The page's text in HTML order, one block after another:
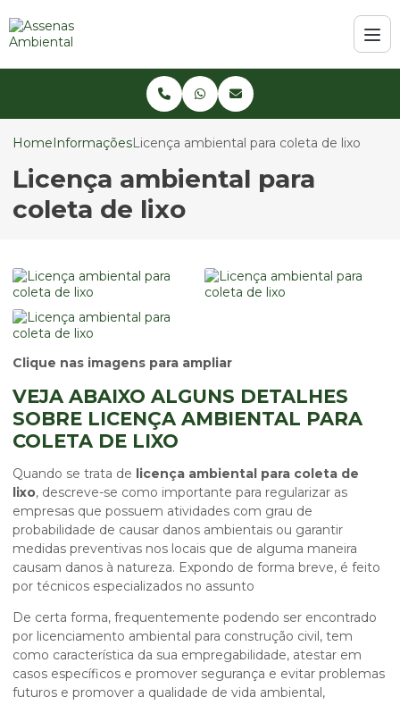
HomeInformaçõesLicença ambiental para coleta de lixo
Licença ambiental para
coleta de lixo
Clique nas imagens para ampliar
VEJA ABAIXO ALGUNS DETALHES
SOBRE LICENÇA AMBIENTAL PARA
COLETA DE LIXO
Quando se trata de licença ambiental para coleta de
lixo, descreve-se como importante para regularizar as
empresas que possuem atividades com grau de
probabilidade de causar danos ambientais ou garantir
medidas preventivas nos locais que de alguma maneira
causam danos à natureza. Expondo de forma breve, é feito
por técnicos especializados no assunto
De certa forma, frequentemente podendo ser encontrado
por licenciamento ambiental para construção civil, tem
como característica da sua empregabilidade, atestar em
casos específicos e promover segurança e evitar problemas
futuros e promover a qualidade de vida ambiental,